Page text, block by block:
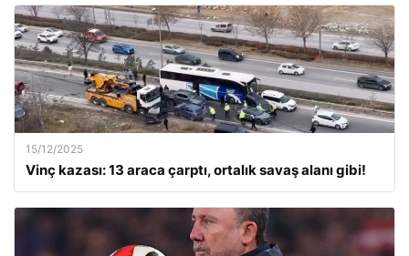
15/12/2025
Vinç kazası: 13 araca çarptı, ortalık savaş alanı gibi!